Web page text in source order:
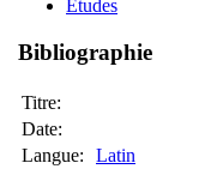
Études
Bibliographie
Titre:
Date:
Langue:
Latin